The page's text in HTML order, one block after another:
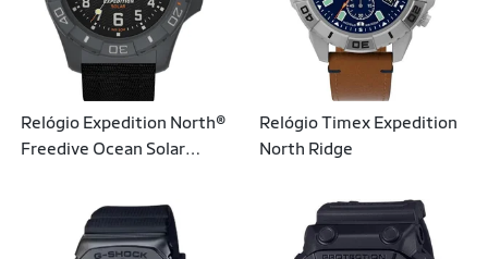
Relógio Expedition North®
Freedive Ocean Solar
Relógio Timex Expedition
North Ridge